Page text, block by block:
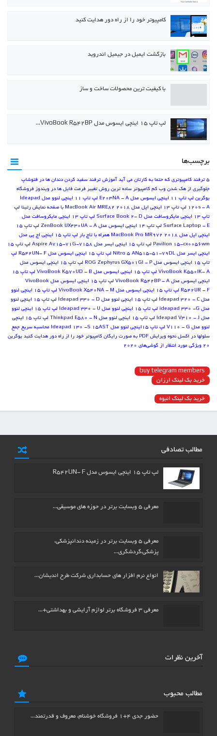
کامپیوتر خود را از راه دور هدایت کنید
بازگشت ایمیل در جیمیل اندروید
با کیفیت ترین محصولات ساخت و ساز
لپ تاپ ۱۵ اینچی ایسوس مدل VivoBook R542BP…
برچسب‌ها
5 ترفند کامپیوتری که حتما به کارتان می آید
آموزش ترفند سفید کردن دندان ها در فتوشاپ
جلوگیری از هک شدن وب کم کامپیوتر ساده ترین روش تغییر فرمت فایل ها در ویندوز فروشگاه
یوگرین لپ تاپ 11 اینچی ایسوس مدل E203NA - A
لپ تاپ 11 اینچی لنوو مدل Ideapad
120s - A لپ تاپ 13 اینچی اپل مدل MacBook Air MRE82 2018 با صفحه نمایش رتینا
لپ
تاپ 13 اینچی مایکروسافت مدل Surface Book 2- D
لپ تاپ 13 اینچی مایکروسافت مدل
Surface Laptop - E لپ تاپ 14 اینچی ایسوس مدل ZenBook UX430UA - A
لپ تاپ 15
اینچی اپل مدل MacBook Pro MR972 2018 همراه با تاچ بار
لپ تاپ 15 اینچی اچ پی مدل
Pavilion 15-cx0056wm لپ تاپ 15 اینچی ایسر مدل Aspire A715-71G-7158
لپ تاپ 15
اینچی ایسر مدل Nitro 5 AN515-51-79DL
لپ تاپ 15 اینچی ایسوس مدل R542UN- F
لپ
تاپ 15 اینچی ایسوس مدل ROG Zephyrus GX501GI - P
لپ تاپ 15 اینچی ایسوس مدل
VivoBook K550IK- A لپ تاپ 15 اینچی ایسوس مدل VivoBook K570UD - B
لپ تاپ 15
اینچی ایسوس مدل VivoBook R542BP - A
لپ تاپ 15 اینچی ایسوس مدل VivoBook
R542UR - F لپ تاپ 15 اینچی ایسوس مدل VivoBook X540NA - M
لپ تاپ 15 اینچی لنوو
مدل Ideapad 320 - C
لپ تاپ 15 اینچی لنوو مدل Ideapad 330 - D
لپ تاپ 15 اینچی لنوو
مدل ideapad 330 -G
لپ تاپ 15 اینچی لنوو مدل Ideapad 330 - U
لپ تاپ 15 اینچی لنوو
مدل Ideapad V310 - J
لپ تاپ 15 اینچی لنوو مدل Thinkpad E580 - N
لپ تاپ 15 اینچی
لنوو مدل V110 - G
لپ تاپ 15اینچی لنوو مدل Ideapad 130 -S 15AST
محاسبه سریع جمع
سلول‏ها در اکسل نحوه ویرایش PDF به صورت رایگان کامپیوتر خود را از راه دور هدایت کنید یوگرین
۲۰ ویژگی مورد انتظار از گوشی‌های ۲۰۲۰
buy telegram members
خرید بک لینک ارزان
خرید بک لینک انبوه
مطالب تصادفی
لپ تاپ ۱۵ اینچی ایسوس مدل R542UN- F
معرفی ۵ وبسایت برتر در حوزه های موسیقی…
معرفی ۵ وبسایت برتر در زمینه دندانپزشکی،
پزشکی،گردشگری…
انواع نرم افزار های حسابداری شرکت طرح اندیشان…
معرفی ۳ فروشگاه برتر لوازم آرایشی و بهداشتی+…
آخرین نظرات
مطالب محبوب
حضور جدی ۴+۱ فروشگاه خوشنام، معروف و قدرتمند…